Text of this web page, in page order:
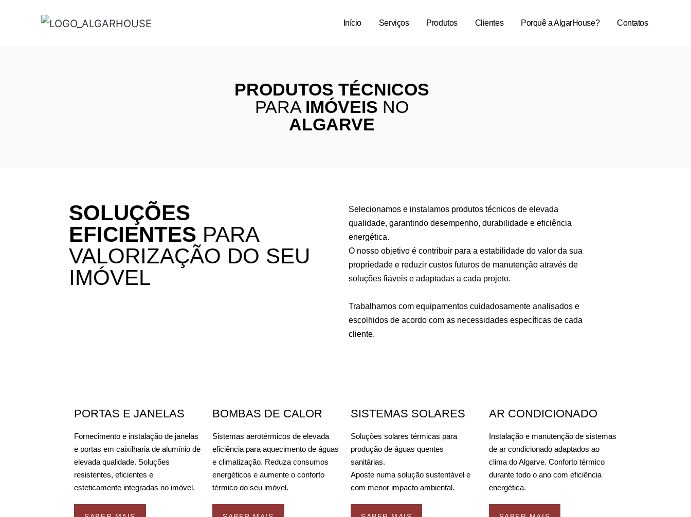
Início Serviços Produtos Clientes Porquê a AlgarHouse? Contatos
PRODUTOS TÉCNICOS
PARA IMÓVEIS NO
ALGARVE
SOLUÇÕES
EFICIENTES PARA
VALORIZAÇÃO DO SEU
IMÓVEL
Selecionamos e instalamos produtos técnicos de elevada
qualidade, garantindo desempenho, durabilidade e eficiência
energética.
O nosso objetivo é contribuir para a estabilidade do valor da sua
propriedade e reduzir custos futuros de manutenção através de
soluções fiáveis e adaptadas a cada projeto.
Trabalhamos com equipamentos cuidadosamente analisados e
escolhidos de acordo com as necessidades específicas de cada
cliente.
PORTAS E JANELAS
Fornecimento e instalação de janelas
e portas em caixilharia de alumínio de
elevada qualidade. Soluções
resistentes, eficientes e
esteticamente integradas no imóvel.
BOMBAS DE CALOR
Sistemas aerotérmicos de elevada
eficiência para aquecimento de águas
e climatização. Reduza consumos
energéticos e aumente o conforto
térmico do seu imóvel.
SISTEMAS SOLARES
Soluções solares térmicas para
produção de águas quentes
sanitárias.
Aposte numa solução sustentável e
com menor impacto ambiental.
AR CONDICIONADO
Instalação e manutenção de sistemas
de ar condicionado adaptados ao
clima do Algarve. Conforto térmico
durante todo o ano com eficiência
energética.